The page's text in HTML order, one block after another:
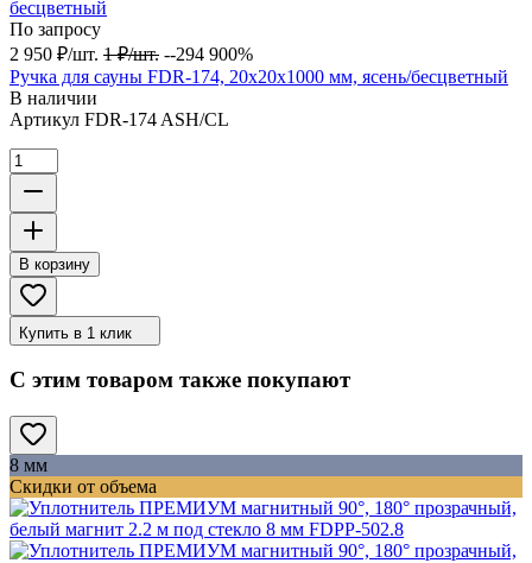
По запросу
2 950 ₽/шт. 1 ₽/шт. --294 900%
Ручка для сауны FDR-174, 20х20х1000 мм, ясень/бесцветный
В наличии
Артикул FDR-174 ASH/CL
В корзину
Купить в 1 клик
С этим товаром также покупают
8 мм
Скидки от объема